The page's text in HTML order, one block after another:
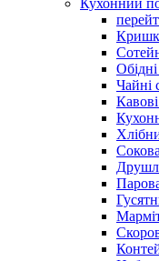
Кухонний
Обідні
Чайні